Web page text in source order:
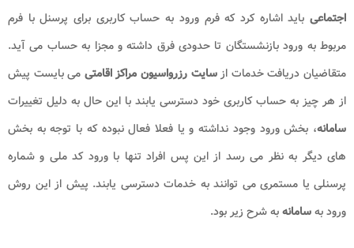
اجتماعی باید اشاره کرد که فرم ورود به حساب کاربری برای پرسنل با فرم
مربوط به ورود بازنشستگان تا حدودی فرق داشته و مجزا به حساب می آید.
متقاضیان دریافت خدمات ازسایت رزرواسیون مراکز اقامتی می بایست پیش
از هر چیز به حساب کاربری خود دسترسی یابند با این حال به دلیل تغییرات
سامانه، بخش ورود وجود نداشته و یا فعلا فعال نبوده که با توجه به بخش
های دیگر به نظر می رسد از این پس افراد تنها با ورود کد ملی و شماره
پرسنلی یا مستمری می توانند به خدمات دسترسی یابند. پیش از این روش
ورود بهسامانهبه شرح زیر بود.